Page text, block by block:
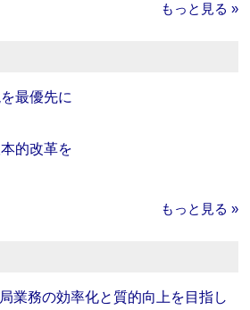
もっと見る »
最優先に
的改革を
もっと見る »
局業務の効率化と質的向上を目指し